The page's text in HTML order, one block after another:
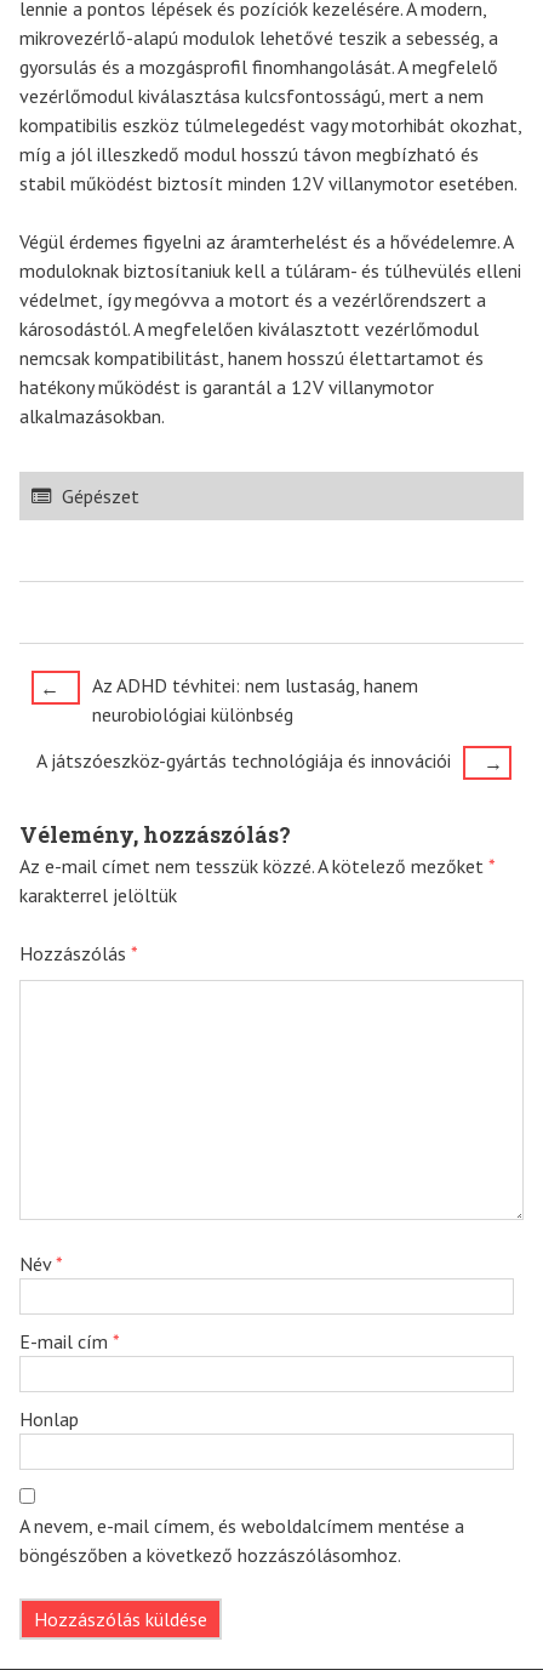
lennie a pontos lépések és pozíciók kezelésére. A modern,
mikrovezérlő-alapú modulok lehetővé teszik a sebesség, a
gyorsulás és a mozgásprofil finomhangolását. A megfelelő
vezérlőmodul kiválasztása kulcsfontosságú, mert a nem
kompatibilis eszköz túlmelegedést vagy motorhibát okozhat,
míg a jól illeszkedő modul hosszú távon megbízható és
stabil működést biztosít minden 12V villanymotor esetében.
Végül érdemes figyelni az áramterhelést és a hővédelemre. A
moduloknak biztosítaniuk kell a túláram- és túlhevülés elleni
védelmet, így megóvva a motort és a vezérlőrendszert a
károsodástól. A megfelelően kiválasztott vezérlőmodul
nemcsak kompatibilitást, hanem hosszú élettartamot és
hatékony működést is garantál a 12V villanymotor
alkalmazásokban.
Gépészet
Post
navigation
←
Az ADHD tévhitei: nem lustaság, hanem
neurobiológiai különbség
A játszóeszköz-gyártás technológiája és innovációi
→
Vélemény, hozzászólás?
Az e-mail címet nem tesszük közzé.A kötelező mezőket *
karakterrel jelöltük
Hozzászólás *
Név*
E-mail cím *
Honlap
A nevem, e-mail címem, és weboldalcímem mentése a
böngészőben a következő hozzászólásomhoz.